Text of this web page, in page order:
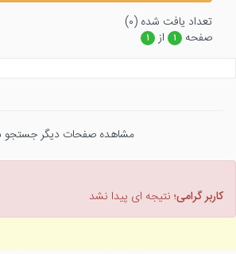
تعداد يافت شده (۰)
صفحه
۱ از ۱
مشاهده صفحات دیگر جستجو
کاربر گرامی؛ نتیجه ای پیدا نشد